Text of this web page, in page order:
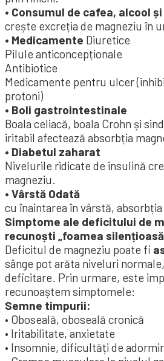
• Consumul de cafea, alcool
crește excreția de magneziu în
• Medicamente Diuretice
Pilule anticoncepționale
Antibiotice
Medicamente pentru ulcer
protoni)
• Boli gastrointestinale
Boala celiacă, boala Crohn și
iritabil afectează absorbția
• Diabetul zaharat
Nivelurile ridicate de insulină
magneziu.
• Vârstă Odată
cu înaintarea în vârstă,
Simptome ale deficitului de
recunoști „foamea
Deficitul de magneziu poate fi
sânge pot arăta niveluri
deficitare. Prin urmare, este
recunoaștem simptomele:
Semne timpurii:
• Oboseală, oboseală cronică
• Iritabilitate, anxietate
• Insomnie, dificultăți de